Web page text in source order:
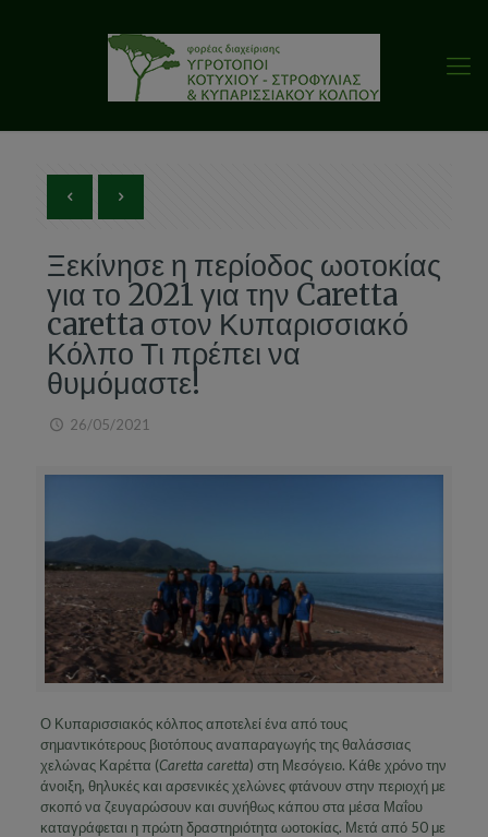
Ξεκίνησε η περίοδος ωοτοκίας
για το 2021 για την Caretta
caretta στον Κυπαρισσιακό
Κόλπο Τι πρέπει να
θυμόμαστε!
26/05/2021
Ο Κυπαρισσιακός κόλπος αποτελεί ένα από τους
σημαντικότερους βιοτόπους αναπαραγωγής της θαλάσσιας
χελώνας Καρέττα (Caretta caretta) στη Μεσόγειο. Κάθε χρόνο την
άνοιξη, θηλυκές και αρσενικές χελώνες φτάνουν στην περιοχή με
σκοπό να ζευγαρώσουν και συνήθως κάπου στα μέσα Μαΐου
καταγράφεται η πρώτη δραστηριότητα ωοτοκίας. Μετά από 50 με